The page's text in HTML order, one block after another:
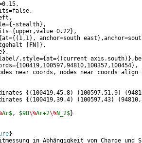
{ -stealth} ,
{ upper,value=0.22} ,
at={( 1,1) , anchor=south east }
FN ]} ,
} ,
.style={at={( current axis.south)}
{ 100419,100597,94810,100357,100454} ,
near coords, nodes near coords align=
{( 100419,45.8) ( 100597,51.9) (
{( 100419,39.4) ( 100597,43) (
Ar$, $98\%Ar+2\%N_2$}
}
in Abhängigkeit von Charge und